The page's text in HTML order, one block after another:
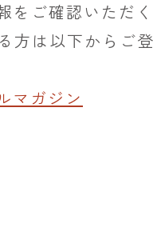
をご確認いただ
方は以下からご
マガジン